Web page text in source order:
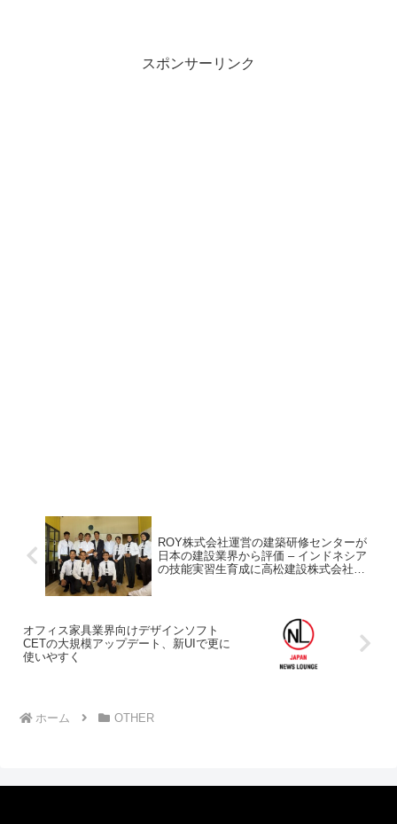
スポンサーリンク
ROY株式会社運営の建築研修センターが
日本の建設業界から評価 – インドネシア
の技能実習生育成に高松建設株式会社代
オフィス家具業界向けデザインソフト
CETの大規模アップデート、新UIで更に
使いやすく
ホーム OTHER